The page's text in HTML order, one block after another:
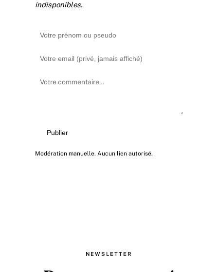
indisponibles.
Publier
Modération manuelle. Aucun lien autorisé.
NEWSLETTER